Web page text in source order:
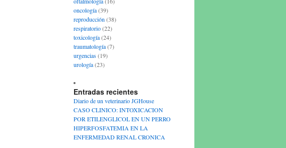
oncología(39)
reproducción (38)
respiratorio(22)
toxicología(24)
traumatología(7)
urgencias(19)
urología(23)
Entradas recientes
Diario de un veterinario JGHouse
CASO CLINICO: INTOXICACION
POR ETILENGLICOL EN UN PERRO
HIPERFOSFATEMIA EN LA
ENFERMEDAD RENAL CRONICA